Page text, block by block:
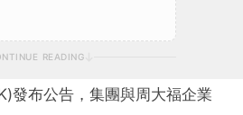
READING
發布公告，集團與周大福企業